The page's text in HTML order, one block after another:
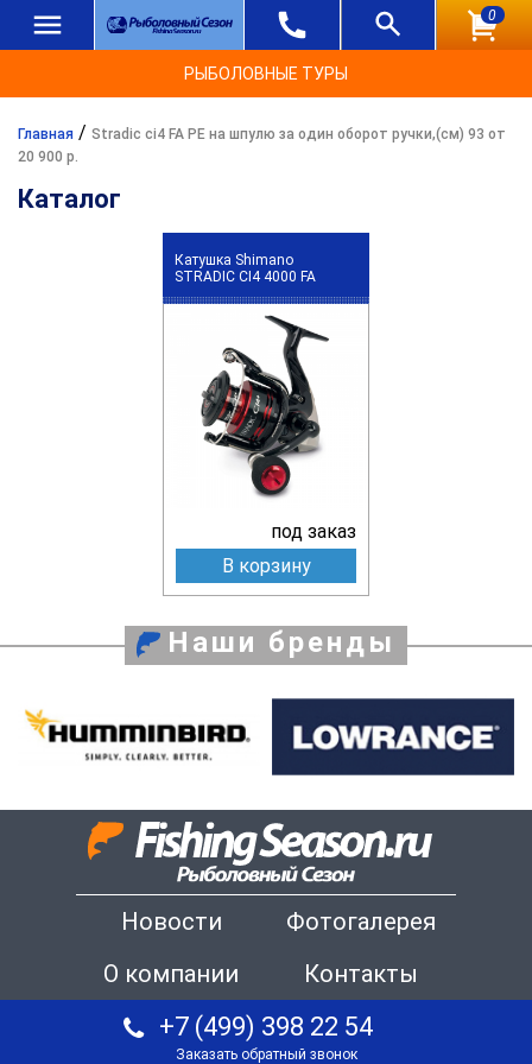
0
РЫБОЛОВНЫЕ ТУРЫ
Главная / Stradic ci4 FA PE на шпулю за один оборот ручки,(см) 93 от
20 900 р.
Каталог
Катушка Shimano
STRADIC CI4 4000 FA
под заказ
В корзину
Наши бренды
Новости
Фотогалерея
О компании
Контакты
+7 (499) 398 22 54
Заказать обратный звонок